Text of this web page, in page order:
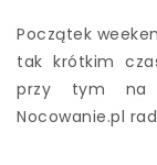
Początek
tak krótkim
przy tym na
Nocowanie.pl